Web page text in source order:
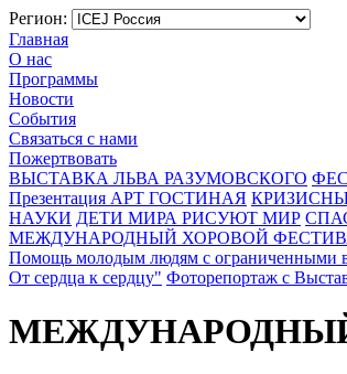
Регион:
Главная
О нас
Программы
Новости
События
Связаться с нами
Пожертвовать
ВЫСТАВКА ЛЬВА РАЗУМОВСКОГО
Презентация АРТ ГОСТИНАЯ
НАУКИ ДЕТИ МИРА РИСУЮТ МИР
МЕЖДУНАРОДНЫЙ ХОРОВОЙ
Помощь молодым людям с ограниченными
От сердца к сердцу" Фоторепортаж с
МЕЖДУНАРОДНЫЙ